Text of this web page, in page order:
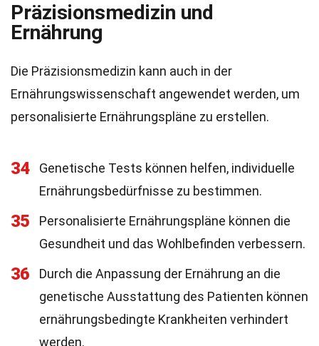
Präzisionsmedizin und
Ernährung
Die Präzisionsmedizin kann auch in der
Ernährungswissenschaft angewendet werden, um
personalisierte Ernährungspläne zu erstellen.
34
Genetische Tests können helfen, individuelle
Ernährungsbedürfnisse zu bestimmen.
35
Personalisierte Ernährungspläne können die
Gesundheit und das Wohlbefinden verbessern.
36
Durch die Anpassung der Ernährung an die
genetische Ausstattung des Patienten können
ernährungsbedingte Krankheiten verhindert
werden.